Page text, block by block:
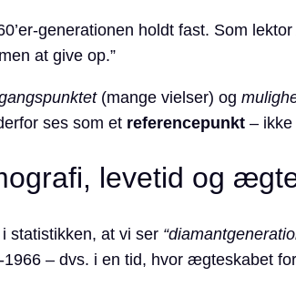
generationen holdt fast. Som
at give op.”
(mange vielser) og
ses som et referencepunkt– ikke
levetid og
statistikken, at vi ser
1966 – dvs. i en tid, hvor ægteskabet